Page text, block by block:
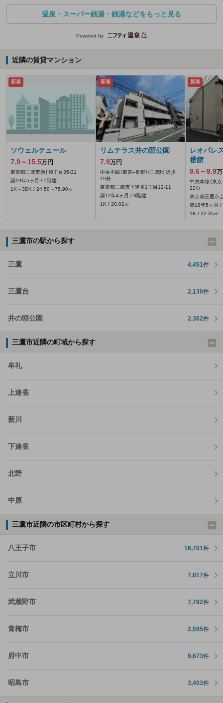
温泉・スーパー銭湯・銭湯などをもっと見る
Powered by
近隣の賃貸マンション
新着
ソウェルテュール
7.9～15.5万円
東京都三鷹市新川6丁目35-31
築19年5ヶ月 / 5階建
1K～3DK / 24.50～75.90㎡
新着
リムテラス井の頭公園
7.9万円
中央本線（東京--長野）/三鷹駅 徒歩
19分
東京都三鷹市下連雀1丁目12-11
築12年4ヶ月 / 3階建
1K / 20.02㎡
新着
レオパレ
番館
9.6～9.9
中央本線（東
22分
東京都三鷹市
築18年5ヶ月 /
1K / 22.35㎡
三鷹市の駅から探す
三鷹 4,451件
三鷹台 2,130件
井の頭公園 2,362件
三鷹市近隣の町域から探す
牟礼
上連雀
新川
下連雀
北野
中原
三鷹市近隣の市区町村から探す
八王子市 16,701件
立川市 7,017件
武蔵野市 7,792件
青梅市 2,595件
府中市 9,673件
昭島市 3,403件